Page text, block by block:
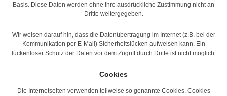
Basis. Diese Daten werden ohne Ihre ausdrückliche Zustimmung nicht an
Dritte weitergegeben.
Wir weisen darauf hin, dass die Datenübertragung im Internet (z.B. bei der
Kommunikation per E-Mail) Sicherheitslücken aufweisen kann. Ein
lückenloser Schutz der Daten vor dem Zugriff durch Dritte ist nicht möglich.
Cookies
Die Internetseiten verwenden teilweise so genannte Cookies. Cookies